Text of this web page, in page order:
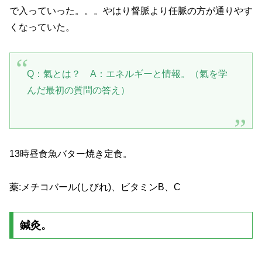
で入っていった。。。やはり督脈より任脈の方が通りやす
くなっていた。
Q：氣とは？ A：エネルギーと情報。（氣を学
んだ最初の質問の答え）
13時昼食魚バター焼き定食。
薬:メチコバール(しびれ)、ビタミンB、C
鍼灸。